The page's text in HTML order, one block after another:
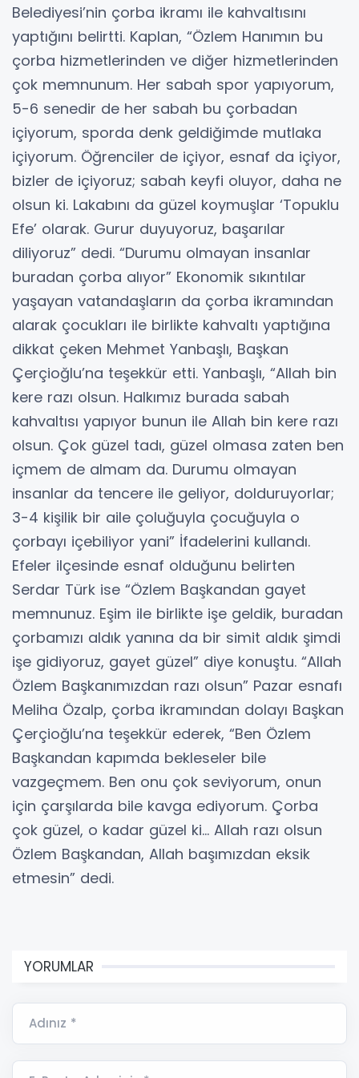
Belediyesi’nin çorba ikramı ile kahvaltısını
yaptığını belirtti. Kaplan, “Özlem Hanımın bu
çorba hizmetlerinden ve diğer hizmetlerinden
çok memnunum. Her sabah spor yapıyorum,
5-6 senedir de her sabah bu çorbadan
içiyorum, sporda denk geldiğimde mutlaka
içiyorum. Öğrenciler de içiyor, esnaf da içiyor,
bizler de içiyoruz; sabah keyfi oluyor, daha ne
olsun ki. Lakabını da güzel koymuşlar ‘Topuklu
Efe’ olarak. Gurur duyuyoruz, başarılar
diliyoruz” dedi. “Durumu olmayan insanlar
buradan çorba alıyor” Ekonomik sıkıntılar
yaşayan vatandaşların da çorba ikramından
alarak çocukları ile birlikte kahvaltı yaptığına
dikkat çeken Mehmet Yanbaşlı, Başkan
Çerçioğlu’na teşekkür etti. Yanbaşlı, “Allah bin
kere razı olsun. Halkımız burada sabah
kahvaltısı yapıyor bunun ile Allah bin kere razı
olsun. Çok güzel tadı, güzel olmasa zaten ben
içmem de almam da. Durumu olmayan
insanlar da tencere ile geliyor, dolduruyorlar;
3-4 kişilik bir aile çoluğuyla çocuğuyla o
çorbayı içebiliyor yani” İfadelerini kullandı.
Efeler ilçesinde esnaf olduğunu belirten
Serdar Türk ise “Özlem Başkandan gayet
memnunuz. Eşim ile birlikte işe geldik, buradan
çorbamızı aldık yanına da bir simit aldık şimdi
işe gidiyoruz, gayet güzel” diye konuştu. “Allah
Özlem Başkanımızdan razı olsun” Pazar esnafı
Meliha Özalp, çorba ikramından dolayı Başkan
Çerçioğlu’na teşekkür ederek, “Ben Özlem
Başkandan kapımda bekleseler bile
vazgeçmem. Ben onu çok seviyorum, onun
için çarşılarda bile kavga ediyorum. Çorba
çok güzel, o kadar güzel ki… Allah razı olsun
Özlem Başkandan, Allah başımızdan eksik
etmesin” dedi.
YORUMLAR
Adınız *